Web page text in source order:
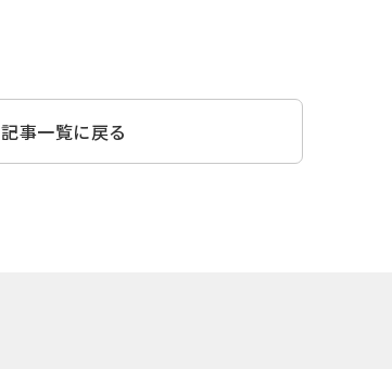
記事一覧に戻る